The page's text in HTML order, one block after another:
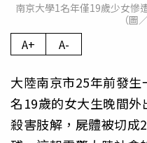
南京大學1名年僅19歲少女慘
（圖
A+ A-
大陸南京市25年前發
名19歲的女大生晚間
殺害肢解，屍體被切成